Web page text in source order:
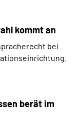
kommt an
bei
berät im